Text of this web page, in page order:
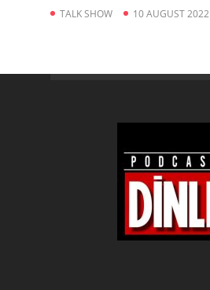
TALK SHOW 10 AUGUST 2022